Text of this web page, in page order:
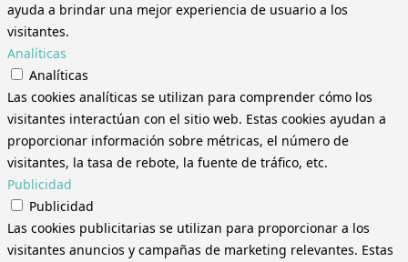
ayuda a brindar una mejor experiencia de usuario a los
visitantes.
Analíticas
Analíticas
Las cookies analíticas se utilizan para comprender cómo los
visitantes interactúan con el sitio web. Estas cookies ayudan a
proporcionar información sobre métricas, el número de
visitantes, la tasa de rebote, la fuente de tráfico, etc.
Publicidad
Publicidad
Las cookies publicitarias se utilizan para proporcionar a los
visitantes anuncios y campañas de marketing relevantes. Estas